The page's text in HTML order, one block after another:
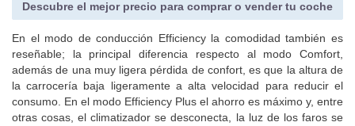
Descubre el mejor precio para comprar o vender tu coche
En el modo de conducción Efficiency la comodidad también es
reseñable; la principal diferencia respecto al modo Comfort,
además de una muy ligera pérdida de confort, es que la altura de
la carrocería baja ligeramente a alta velocidad para reducir el
consumo. En el modo Efficiency Plus el ahorro es máximo y, entre
otras cosas, el climatizador se desconecta, la luz de los faros se